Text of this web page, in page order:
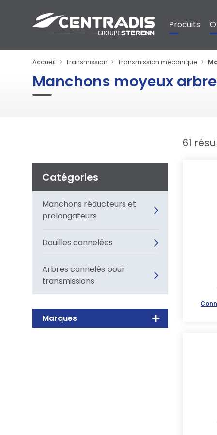
Produits
Accueil Transmission Transmission mécanique
Manchons moyeux
Catégories
Manchons réducteurs et
prolongateurs
Douilles cannelées
Arbres cannelés pour
transmissions
Marques
61